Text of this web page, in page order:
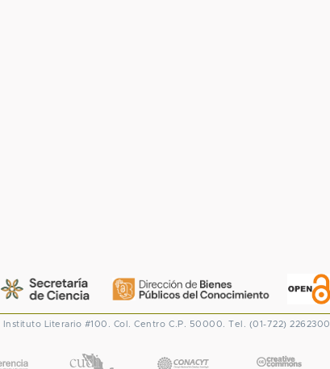
Instituto Literario #100. Col. Centro C.P. 50000. Tel. (01-722) 2262300